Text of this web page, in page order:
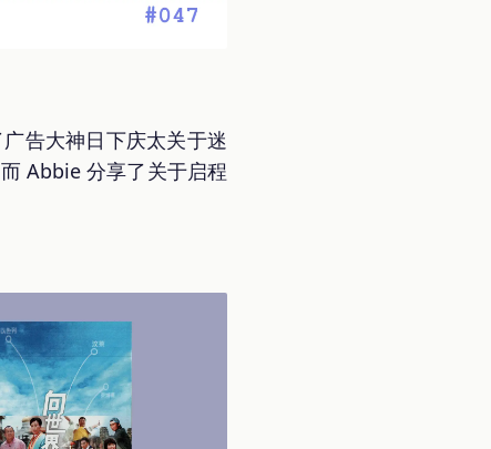
告大神日下庆太关于迷
Abbie 分享了关于启程